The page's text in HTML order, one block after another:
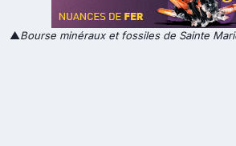
▲Bourse minéraux et fossiles de Sainte